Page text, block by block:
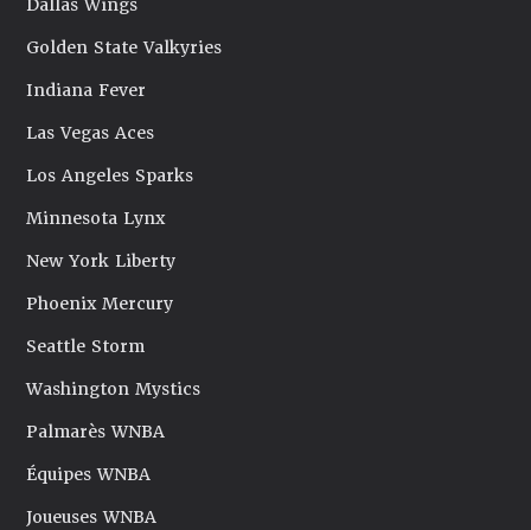
Dallas Wings
Golden State Valkyries
Indiana Fever
Las Vegas Aces
Los Angeles Sparks
Minnesota Lynx
New York Liberty
Phoenix Mercury
Seattle Storm
Washington Mystics
Palmarès WNBA
Équipes WNBA
Joueuses WNBA